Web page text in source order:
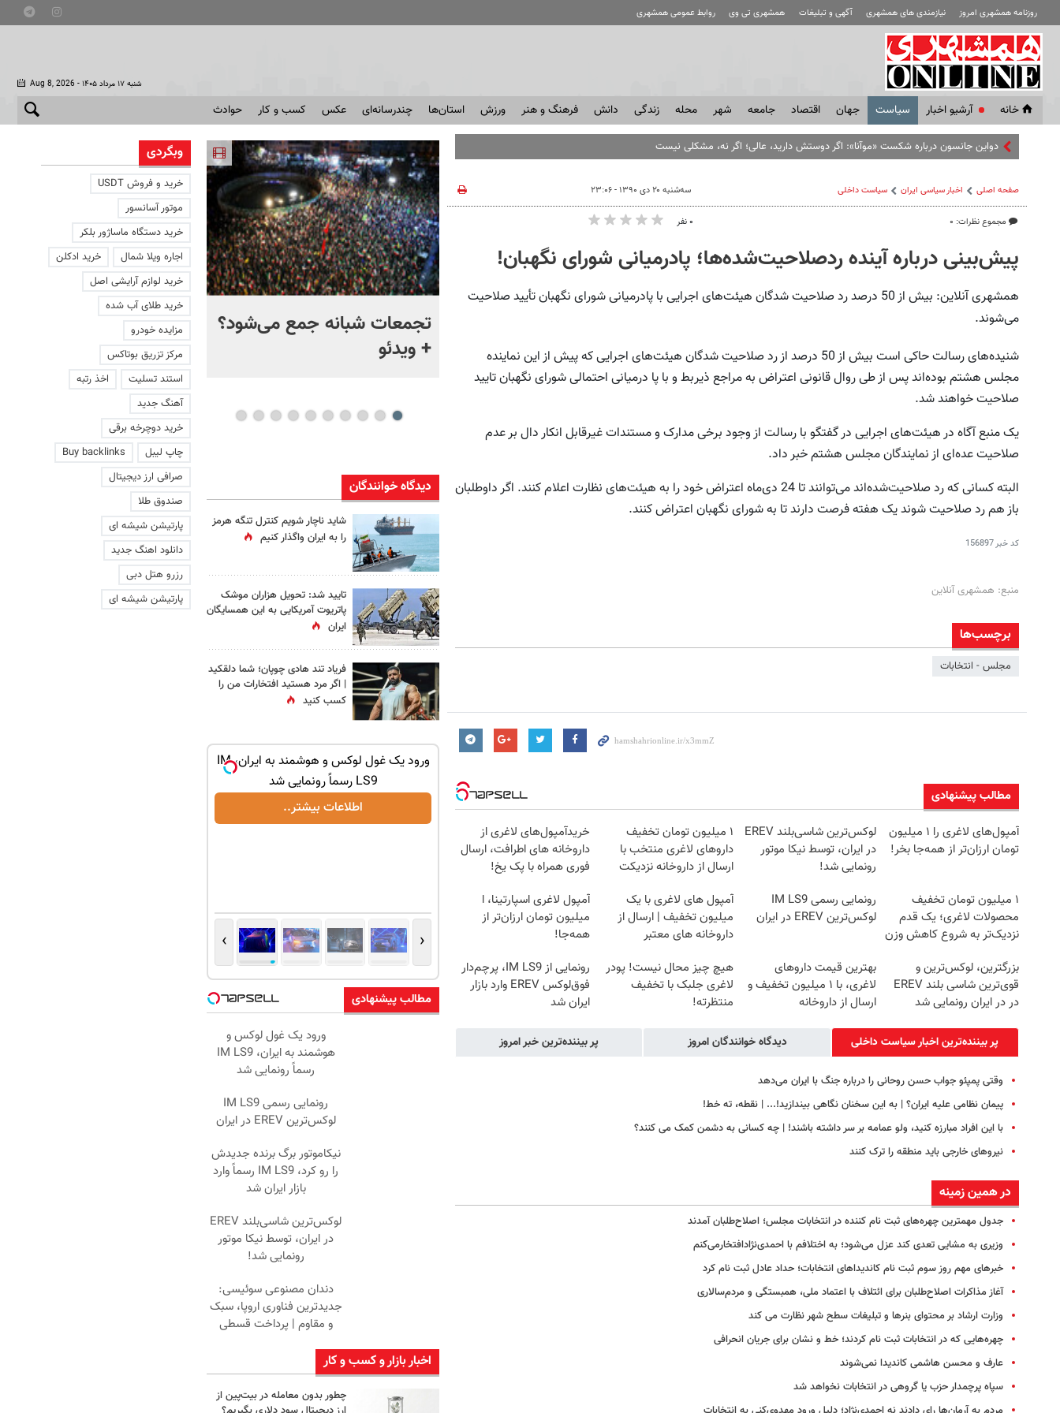
روزنامه همشهری امروز نیازمندی های همشهری آگهی و تبلیغات همشهری تی وی روابط عمومی همشهری
Aug 8, 2026 - شنبه ۱۷ مرداد ۱۴۰۵
خانه آرشیو اخبار سياست جهان اقتصاد جامعه شهر محله زندگی دانش فرهنگ و هنر ورزش استان‌ها چندرسانه‌ای عکس کسب و کار حوادث
دواین جانسون درباره شکست «موآنا»: اگر دوستش دارید، عالی؛ اگر نه، مشکلی نیست
صفحه اصلی اخبار سیاسی ایران سیاست داخلی
مجموع نظرات: ۰
سه‌شنبه ۲۰ دی ۱۳۹۰ - ۲۳:۰۶
۰ نفر
پیش‌بینی درباره آینده ردصلاحیت‌شده‌ها؛ پادرمیانی شورای نگهبان!
همشهری آنلاین: بیش از 50 درصد رد صلاحیت شدگان هیئت‌های اجرایی با پادرمیانی شورای نگهبان تأیید صلاحیت
می‌شوند.
شنیده‌های رسالت حاکی است بیش از 50 درصد از رد صلاحیت شدگان هیئت‌های اجرایی که پیش از این نماینده
مجلس هشتم بوده‌اند پس از طی روال قانونی اعتراض به مراجع ذیربط و با پا درمیانی احتمالی شورای نگهبان تایید
صلاحیت خواهند شد.
یک منبع آگاه در هیئت‌های اجرایی در گفتگو با رسالت از وجود برخی مدارک و مستندات غیرقابل انکار دال بر عدم
صلاحیت عده‌ای از نمایندگان مجلس هشتم خبر داد.
البته کسانی که رد صلاحیت‌شده‌اند می‌توانند تا 24 دی‌ماه اعتراض خود را به هیئت‌های نظارت اعلام کنند. اگر داوطلبان
باز هم رد صلاحیت شوند یک هفته فرصت دارند تا به شورای نگهبان اعتراض کنند.
کد خبر156897
منبع: همشهری آنلاین
برچسب‌ها
مجلس - انتخابات
مطالب پیشنهادی
آمپول‌های لاغری را ۱ میلیون
تومان ارزان‌تر از همه‌جا بخر!
لوکس‌ترین شاسی‌بلند EREV
در ایران، توسط نیکا موتور
رونمایی شد!
۱ میلیون تومان تخفیف
داروهای لاغری منتخب با
ارسال از داروخانه نزدیکت
خریدآمپول‌های لاغری از
داروخانه های اطرافت، ارسال
فوری همراه با پک یخ!
۱ میلیون تومان تخفیف
محصولات لاغری؛ یک قدم
نزدیک‌تر به شروع کاهش وزن
رونمایی رسمی IM LS9
لوکس‌ترین EREV در ایران
آمپول های لاغری با یک
میلیون تخفیف | ارسال از
داروخانه های معتبر
آمپول لاغری اسپارتینا، ا
میلیون تومان ارزان‌تر از
همه‌جا!
بزرگترین، لوکس‌ترین و
قوی‌ترین شاسی بلند EREV
در در ایران رونمایی شد
بهترین قیمت داروهای
لاغری، با ۱ میلیون تخفیف و
ارسال از داروخانه‌
هیچ چیز محال نیست! پودر
لاغری جلبک با تخفیف
منتظرته!
رونمایی از IM LS9، پرچم‌دار
فوق‌لوکس EREV وارد بازار
ایران شد
پر بیننده‌ترین اخبار سیاست داخلی دیدگاه خوانندگان امروز پر بیننده‌ترین خبر امروز
وقتی پمپئو جواب حسن روحانی را درباره جنگ با ایران می‌دهد
پیمان نظامی علیه ایران؟ | به این سخنان نگاهی بیندازید!‌... | نقطه، ته خط!
با این افراد مبارزه کنید، ولو عمامه بر سر داشته باشند! | چه کسانی به دشمن کمک می کنند؟
نیروهای خارجی باید منطقه را ترک کنند
در همین زمینه
جدول مهمترین چهره‌های ثبت نام کننده در انتخابات مجلس؛ اصلاح‌طلبان آمدند
وزیری به مشایی تعدی کند عزل می‌شود؛ به اختلافم با احمدی‌نژادافتخارمی‌کنم
خبرهای مهم روز سوم ثبت نام کاندیداهای انتخابات؛ حداد عادل ثبت نام کرد
آغاز مذاکرات اصلاح‌طلبان برای ائتلاف با اعتماد ملی، همبستگی و مردم‌سالاری
وزارت ارشاد بر محتواى بنرها و تبلیغات سطح شهر نظارت مى کند
چهره‌هایی که در انتخابات ثبت نام کردند؛ خط و نشان برای جریان انحرافی
عارف و محسن هاشمی کاندیدا نمی‌شوند
سپاه پرچمدار حزب یا گروهی در انتخابات نخواهد شد
هرچه سریعتر از ایران خارج
شو
تجمعات شبانه جمع می‌شود؟
+ ویدئو
مسئولان دولت واقعا با
تجمعات شبانه مخالف
ویدئو
دیدگاه خوانندگان
شاید ناچار شویم کنترل تنگه هرمز
را به ایران واگذار کنیم
تایید شد: تحویل هزاران موشک
پاتریوت آمریکایی به این همسایگان
ایران
فریاد تند هادی چوپان؛‌ شما دلقکید
| اگر مرد هستید افتخارات من را
کسب کنید
EREV در در ایران رونمایی شد
اطلاعات بیشتر..
اطلاعات بیشتر..
اطلاعات بیشتر..
ورود یک غول لوکس و هوشمند به ایران، IM
LS9 رسماً رونمایی شد
اطلاعات بیشتر..
‹
›
مطالب پیشنهادی
ورود یک غول لوکس و
هوشمند به ایران، IM LS9
رسماً رونمایی شد
رونمایی رسمی IM LS9
لوکس‌ترین EREV در ایران
نیکاموتور برگ برنده جدیدش
را رو کرد، IM LS9 رسماً وارد
بازار ایران شد
لوکس‌ترین شاسی‌بلند EREV
در ایران، توسط نیکا موتور
رونمایی شد!
دندان مصنوعی سوئیسی:
جدیدترین فناوری اروپا، سبک
و مقاوم | پرداخت قسطی
اخبار بازار و کسب و کار
چطور بدون معامله در بیت‌پین از
وبگردی
خرید و فروش USDT
موتور آسانسور
خرید دستگاه ماساژور بلکر
اجاره ویلا شمال
خرید ادکلن
خرید لوازم آرایشی اصل
خرید طلای آب شده
مزایده خودرو
مرکز تزریق بوتاکس
استند تسلیت
اخذ رتبه
آهنگ جدید
خرید دوچرخه برقی
چاپ لیبل
Buy backlinks
صرافی ارز دیجیتال
صندوق طلا
پارتیشن شیشه ای
دانلود اهنگ جدید
رزرو هتل دبی
پارتیشن شیشه ای